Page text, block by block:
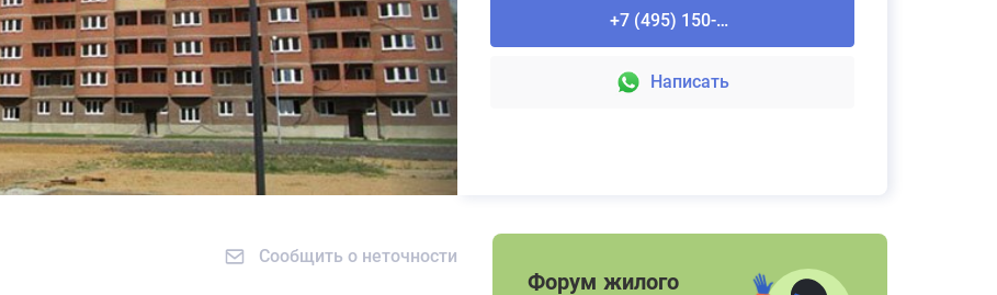
+7 (495) 150-90-61
Написать
Форум жилого
Сообщить о неточности